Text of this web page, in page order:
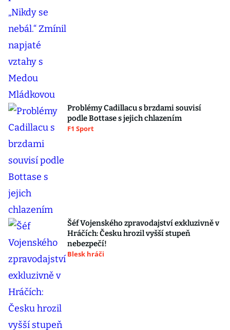
Problémy Cadillacu s brzdami souvisí
podle Bottase s jejich chlazením
F1 Sport
Šéf Vojenského zpravodajství exkluzivně v
Hráčích: Česku hrozil vyšší stupeň
nebezpečí!
Blesk hráči